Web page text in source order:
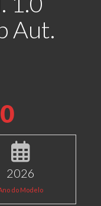
Aut.
2026
do Modelo